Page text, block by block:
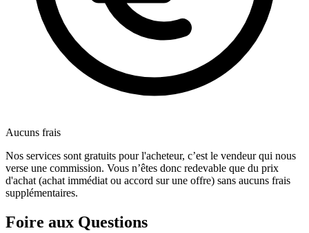
Aucuns frais
Nos services sont gratuits pour l'acheteur, c’est le vendeur qui nous
verse une commission. Vous n’êtes donc redevable que du prix
d'achat (achat immédiat ou accord sur une offre) sans aucuns frais
supplémentaires.
Foire aux Questions